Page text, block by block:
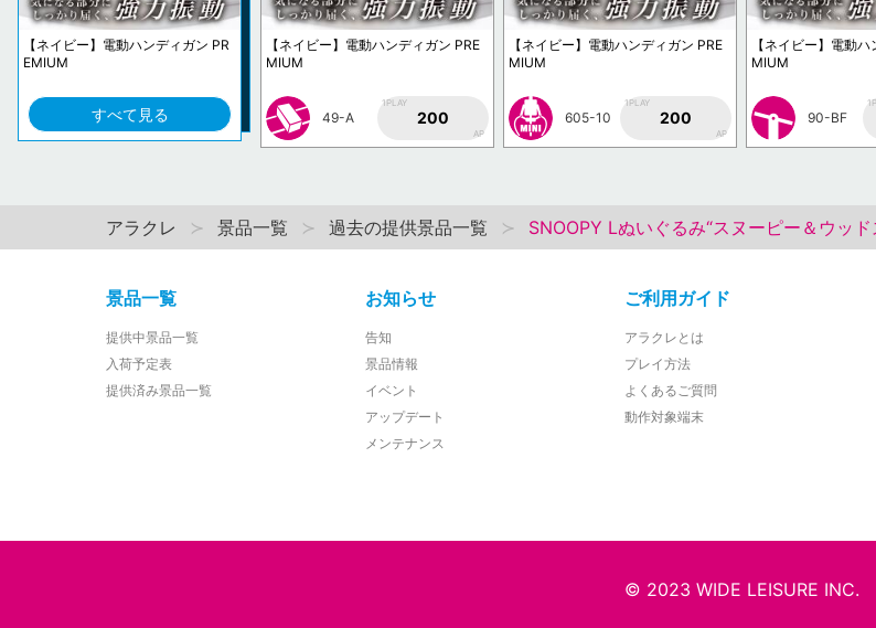
【ネイビー】電動ハンディガン PR
EMIUM
すべて見る
【ネイビー】電動ハンディガン PRE
MIUM
49-A
1PLAY
200
AP
【ネイビー】電動ハンディガン PRE
MIUM
605-10
1PLAY
200
AP
【ネイビー】電動
MIUM
90-BF
アラクレ 景品一覧 過去の提供景品一覧 SNOOPY Lぬいぐるみ“スヌーピー＆ウッ
景品一覧
提供中景品一覧
入荷予定表
提供済み景品一覧
お知らせ
告知
景品情報
イベント
アップデート
メンテナンス
ご利用ガイド
アラクレとは
プレイ方法
よくあるご質問
動作対象端末
© 2023 WIDE LEISURE INC.